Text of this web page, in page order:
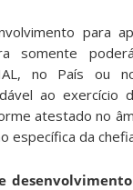
para
somente
no País ou
ao exercício
atestado no
específica da